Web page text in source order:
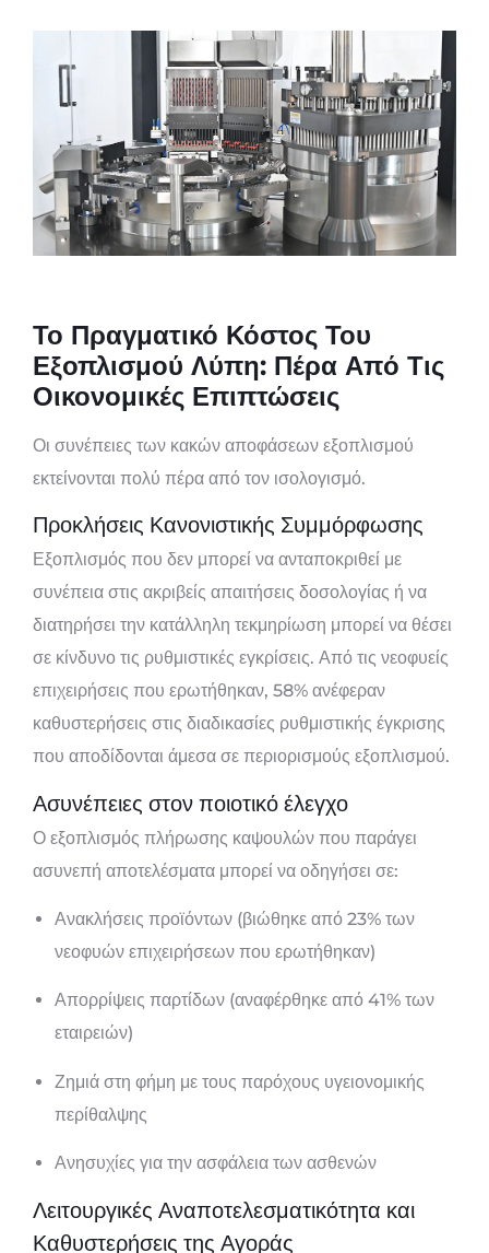
Το Πραγματικό Κόστος Του
Εξοπλισμού Λύπη: Πέρα Από Τις
Οικονομικές Επιπτώσεις
Οι συνέπειες των κακών αποφάσεων εξοπλισμού
εκτείνονται πολύ πέρα ​​από τον ισολογισμό.
Προκλήσεις Κανονιστικής Συμμόρφωσης
Εξοπλισμός που δεν μπορεί να ανταποκριθεί με
συνέπεια στις ακριβείς απαιτήσεις δοσολογίας ή να
διατηρήσει την κατάλληλη τεκμηρίωση μπορεί να θέσει
σε κίνδυνο τις ρυθμιστικές εγκρίσεις. Από τις νεοφυείς
επιχειρήσεις που ερωτήθηκαν, 58% ανέφεραν
καθυστερήσεις στις διαδικασίες ρυθμιστικής έγκρισης
που αποδίδονται άμεσα σε περιορισμούς εξοπλισμού.
Ασυνέπειες στον ποιοτικό έλεγχο
Ο εξοπλισμός πλήρωσης καψουλών που παράγει
ασυνεπή αποτελέσματα μπορεί να οδηγήσει σε:
Ανακλήσεις προϊόντων (βιώθηκε από 23% των
νεοφυών επιχειρήσεων που ερωτήθηκαν)
Απορρίψεις παρτίδων (αναφέρθηκε από 41% των
εταιρειών)
Ζημιά στη φήμη με τους παρόχους υγειονομικής
περίθαλψης
Ανησυχίες για την ασφάλεια των ασθενών
Λειτουργικές Αναποτελεσματικότητα και
Καθυστερήσεις της Αγοράς